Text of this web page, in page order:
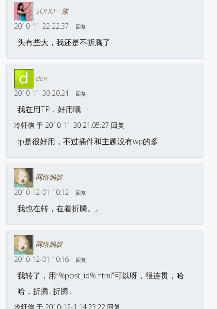
SOHO一族
2010-11-22 22:37
回复
头有些大，我还是不折腾了
don
2010-11-30 20:24
回复
我在用TP，好用哦
冷轩信 于 2010-11-30 21:05:27 回复
tp是很好用，不过插件和主题没有wp的多
网络蚂蚁
2010-12-01 10:12
回复
我也在转，在着折腾。。
网络蚂蚁
2010-12-01 10:16
回复
我转了，用“%post_id%.html”可以呀，很连贯，哈
哈，折腾...折腾...
冷轩信 于 2010-12-1 14:23:22 回复